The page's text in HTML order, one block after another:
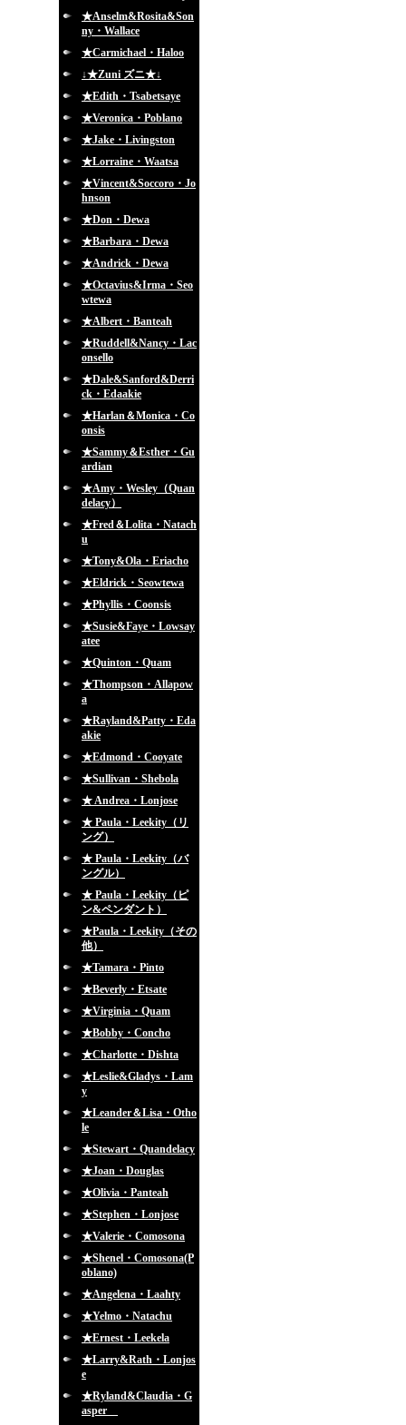
★Anselm&Rosita&Son
ny・Wallace
★Carmichael・Haloo
↓★Zuni ズニ★↓
★Edith・Tsabetsaye
★Veronica・Poblano
★Jake・Livingston
★Lorraine・Waatsa
★Vincent&Soccoro・Jo
hnson
★Don・Dewa
★Barbara・Dewa
★Andrick・Dewa
★Octavius&Irma・Seo
wtewa
★Albert・Banteah
★Ruddell&Nancy・Lac
onsello
★Dale&Sanford&Derri
ck・Edaakie
★Harlan＆Monica・Co
onsis
★Sammy＆Esther・Gu
ardian
★Amy・Wesley（Quan
delacy）
★Fred＆Lolita・Natach
u
★Tony&Ola・Eriacho
★Eldrick・Seowtewa
★Phyllis・Coonsis
★Susie&Faye・Lowsay
atee
★Quinton・Quam
★Thompson・Allapow
a
★Rayland&Patty・Eda
akie
★Edmond・Cooyate
★Sullivan・Shebola
★ Andrea・Lonjose
★ Paula・Leekity（リ
ング）
★ Paula・Leekity（バ
ングル）
★ Paula・Leekity（ピ
ン&ペンダント）
★Paula・Leekity（その
他）
★Tamara・Pinto
★Beverly・Etsate
★Virginia・Quam
★Bobby・Concho
★Charlotte・Dishta
★Leslie&Gladys・Lam
y
★Leander＆Lisa・Otho
le
★Stewart・Quandelacy
★Joan・Douglas
★Olivia・Panteah
★Stephen・Lonjose
★Valerie・Comosona
★Shenel・Comosona(P
oblano)
★Angelena・Laahty
★Yelmo・Natachu
★Ernest・Leekela
★Larry&Rath・Lonjos
e
★Ryland&Claudia・G
asper